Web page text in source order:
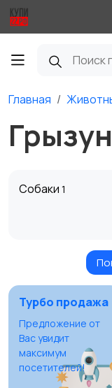
Главная
Собаки 1
Рыбки2
Турбо продажа
Предложение от
Вас увидит
максимум
посетителей!